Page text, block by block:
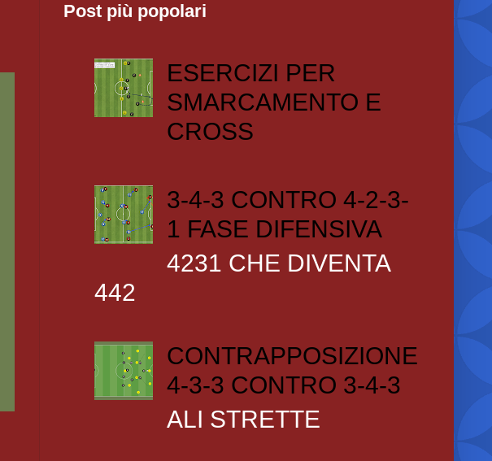
Post più popolari
ESERCIZI PER
SMARCAMENTO E
CROSS
3-4-3 CONTRO 4-2-3-
1 FASE DIFENSIVA
4231 CHE DIVENTA
442
CONTRAPPOSIZIONE
4-3-3 CONTRO 3-4-3
ALI STRETTE